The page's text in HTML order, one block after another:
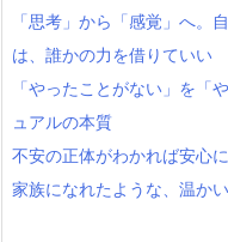
「思考」から「感覚」へ。
は、誰かの力を借りていい
「やったことがない」を「
ュアルの本質
不安の正体がわかれば安心
家族になれたような、温かい